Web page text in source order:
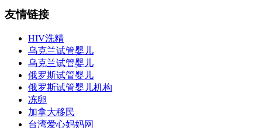
友情链接
HIV洗精
乌克兰试管婴儿
乌克兰试管婴儿
俄罗斯试管婴儿
俄罗斯试管婴儿机构
冻卵
加拿大移民
台湾爱心妈妈网